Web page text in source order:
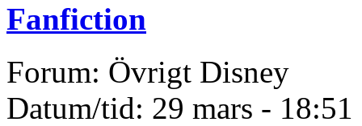
Fanfiction
Forum: Övrigt Disney
Datum/tid: 29 mars - 18:51